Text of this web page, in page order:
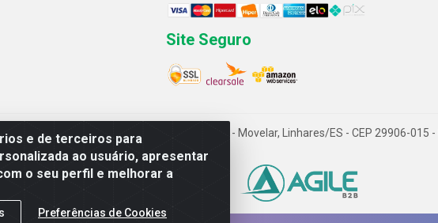
e de terceiros para
ao usuário, apresentar
o seu perfil e melhorar a
Preferências de Cookies
Site Seguro
Wilso Distribuidor ltda- Av. Cerejeira, 699 - Movelar, Linhares/ES - CEP 29906-015